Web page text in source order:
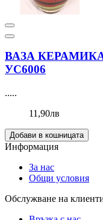
ВАЗА
УС6006
.....
11,90лв
Добави в кошницата
Информация
За нас
Общи условия
Обслужване на